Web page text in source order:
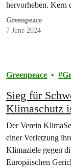
hervorheben. Kern
Greenpeace
7 June 2024
Greenpeace
Sieg für
Klimaschutz
Der Verein
einer Verletzung
Klimaziele gegen
Europäischen